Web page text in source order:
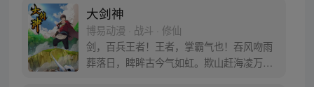
纷争，同门黑手，复仇怒焰，阴谋罗网，血
火嫁衣，编织成一个最心动的仙侠传奇。
大剑神
博易动漫 · 战斗 · 修仙
剑，百兵王者！王者，掌霸气也！吞风吻雨
葬落日，睥眸古今气如虹。欺山赶海凌万